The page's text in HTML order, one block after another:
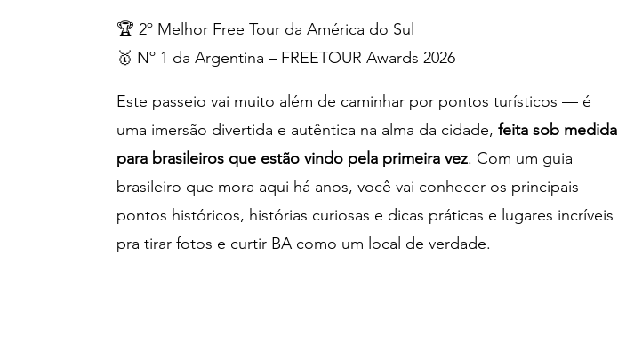
🏆 2º Melhor Free Tour da América do Sul
🥇 Nº 1 da Argentina – FREETOUR Awards 2026
Este passeio vai muito além de caminhar por pontos turísticos — é
uma imersão divertida e autêntica na alma da cidade, feita sob medida
para brasileiros que estão vindo pela primeira vez. Com um guia
brasileiro que mora aqui há anos, você vai conhecer os principais
pontos históricos, histórias curiosas e dicas práticas e lugares incríveis
pra tirar fotos e curtir BA como um local de verdade.